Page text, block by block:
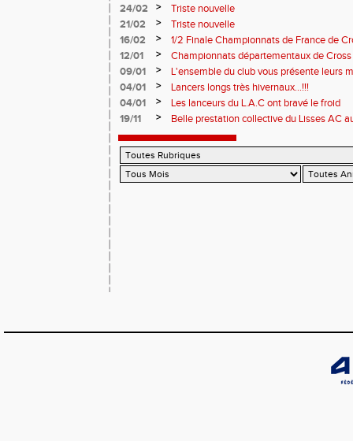
24/02
>
Triste nouvelle
21/02
>
Triste nouvelle
16/02
>
1/2 Finale Championnats de France de
MARTIN - I-F - 077
12/01 >
Championnats départementaux de
09/01
>
L'ensemble du club vous présente leurs
nouvelle année!
04/01 >
Lancers longs très hivernaux...!!!
04/01
>
Les lanceurs du L.A.C ont bravé le froid
19/11
>
Belle prestation collective du Lisses AC